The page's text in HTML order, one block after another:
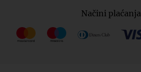
Načini plaćanja